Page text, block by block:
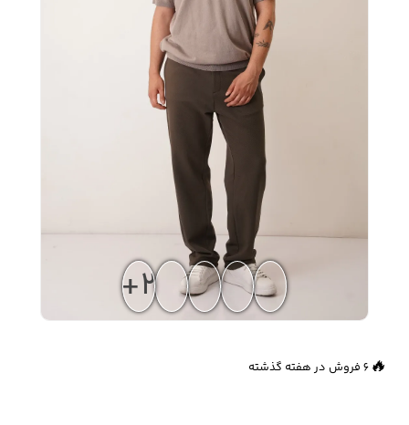
شلوارک مردانه ژاکت و پلیور مردانه
شلوار جین مردانه
شلوار پارچه ای
سویشرت و هودی
مردانه
اکسسوری مردانه
کیف مردانه
+2
🔥 6 فروش در هفته گذشته